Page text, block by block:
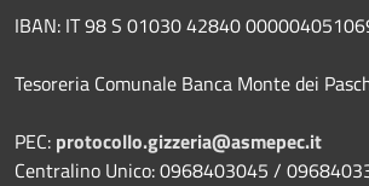
IBAN: IT 98 S 01030 42840
Tesoreria Comunale Banca Monte dei
PEC: protocollo.gizzeria@asmepec.it
Centralino Unico: 0968403045 /